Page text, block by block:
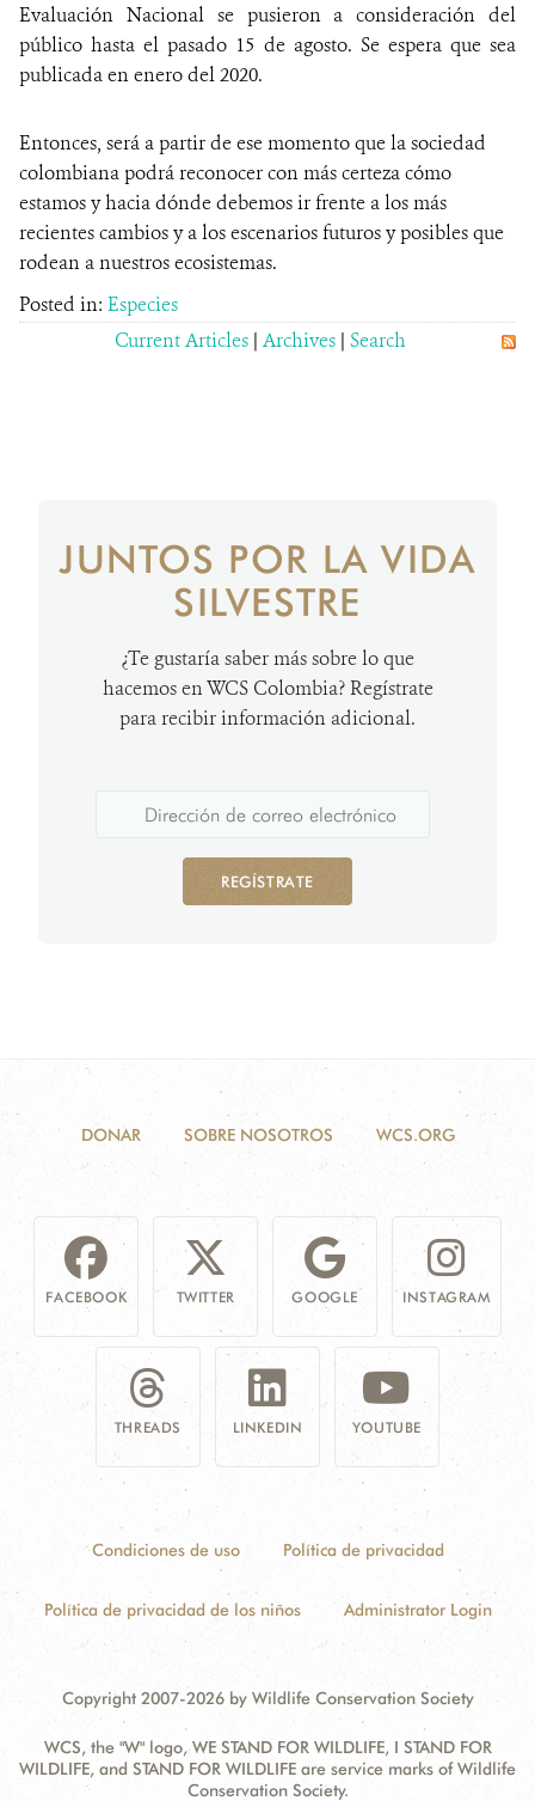
Evaluación Nacional se pusieron a consideración del
público hasta el pasado 15 de agosto. Se espera que sea
publicada en enero del 2020.
Entonces, será a partir de ese momento que la sociedad
colombiana podrá reconocer con más certeza cómo
estamos y hacia dónde debemos ir frente a los más
recientes cambios y a los escenarios futuros y posibles que
rodean a nuestros ecosistemas.
Posted in: Especies
Current Articles | Archives | Search
JUNTOS POR LA VIDA
SILVESTRE
¿Te gustaría saber más sobre lo que
hacemos en WCS Colombia? Regístrate
para recibir información adicional.
REGÍSTRATE
DONAR SOBRE NOSOTROS WCS.ORG
FACEBOOK TWITTER GOOGLE INSTAGRAM
THREADS LINKEDIN YOUTUBE
Condiciones de uso Política de privacidad
Política de privacidad de los niños Administrator Login
Copyright 2007-2026 by Wildlife Conservation Society
WCS, the "W" logo, WE STAND FOR WILDLIFE, I STAND FOR
WILDLIFE, and STAND FOR WILDLIFE are service marks of Wildlife
Conservation Society.